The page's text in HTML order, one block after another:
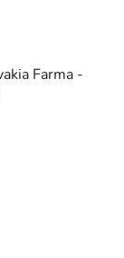
Farma -